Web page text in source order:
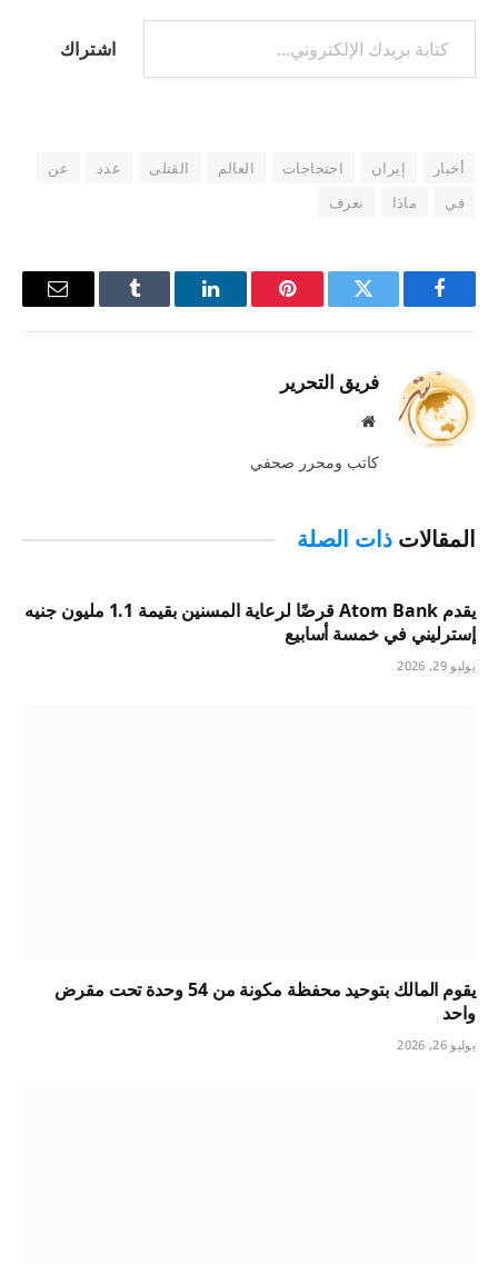
كتابة بريدك الإلكتروني...
اشتراك
أخبار إيران احتجاجات العالم القتلى عدد
عن
في
ماذا نعرف
فيسبوك تويتر بينتيريستلينكدإن Tumblr
البريد
فريق التحرير
موقع
كاتب ومحرر صحفي
المقالات ذات الصلة
يقدم Atom Bank قرضًا لرعاية المسنين بقيمة 1.1 مليون جنيه
إسترليني في خمسة أسابيع
يوليو 29, 2026
يقوم المالك بتوحيد محفظة مكونة من 54 وحدة تحت مقرض
واحد
يوليو 26, 2026